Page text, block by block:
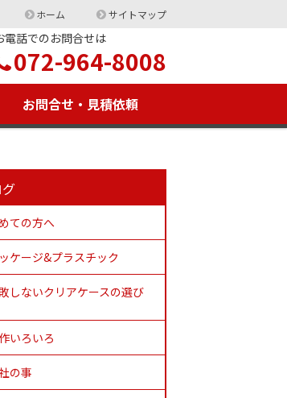
ホーム サイトマップ
電話でのお問合せは
072-964-8008
お問合せ・見積依頼
ての方へ
ケージ&プラスチック
しないクリアケースの選び
いろいろ
の事